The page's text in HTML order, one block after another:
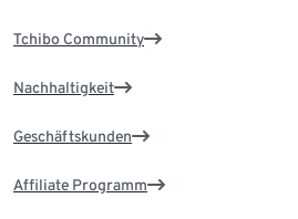
Tchibo Community
Nachhaltigkeit
Geschäftskunden
Affiliate Programm